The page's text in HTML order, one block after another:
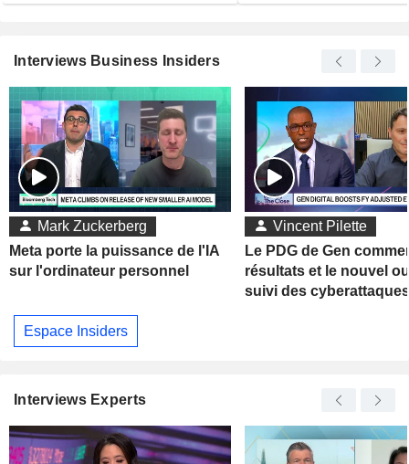
Interviews Business Insiders
Mark Zuckerberg
Meta porte la puissance de l'IA
sur l'ordinateur personnel
Vincent Pilette
Le PDG de Gen
résultats et le nouvel
suivi des
Espace Insiders
Interviews Experts